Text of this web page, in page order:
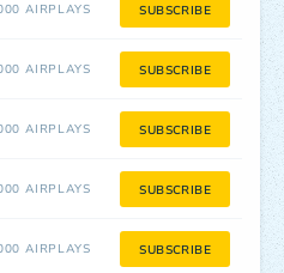
AIRPLAYS SUBSCRIBE
AIRPLAYS SUBSCRIBE
AIRPLAYS SUBSCRIBE
AIRPLAYS SUBSCRIBE
AIRPLAYS SUBSCRIBE